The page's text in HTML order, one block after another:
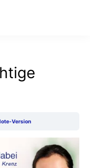
Version